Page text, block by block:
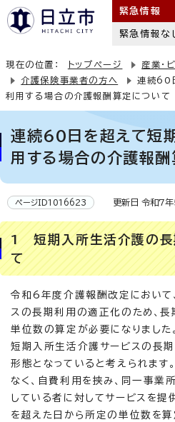
緊急情報
緊急情報な
現在の位置： トップページ 産業・
介護保険事業者の方へ
連続60
利用する場合の介護報酬算定について
連続60日を超えて短
用する場合の介護報
ページID1016623 更新日 令和7
1 短期入所生活介護の長
て
令和6年度介護報酬改定において
スの長期利用の適正化のため、
単位数の算定が必要になりました。
短期入所生活介護サービスの長
形態となっていると考えられます
なく、自費利用を挟み、同一事業
している者に対してサービスを提
を超えた日から所定の単位数を算